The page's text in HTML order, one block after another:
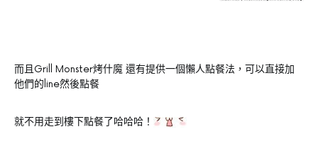
而且Grill Monster烤什魔 還有提供一個懶人點餐法，可以直接加
他們的line然後點餐
就不用走到樓下點餐了哈哈哈！